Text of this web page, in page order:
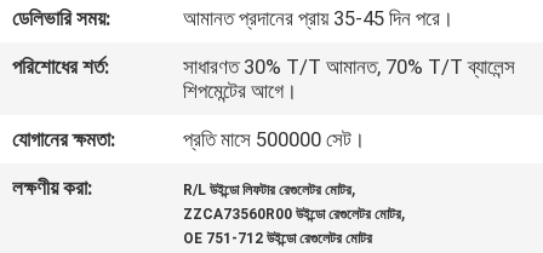
খবর
একটি
উদ্ধৃতি
ডেলিভারি সময়:
আমানত প্রদানের প্রায় 35-45 দিন পরে।
পরিশোধের শর্ত:
সাধারণত 30% T/T আমানত, 70% T/T ব্যালেন্স
শিপমেন্টের আগে।
যোগানের ক্ষমতা:
প্রতি মাসে 500000 সেট।
লক্ষণীয় করা:
R/L উইন্ডো লিফটার রেগুলেটর মোটর,
ZZCA73560R00 উইন্ডো রেগুলেটর মোটর,
OE 751-712 উইন্ডো রেগুলেটর মোটর